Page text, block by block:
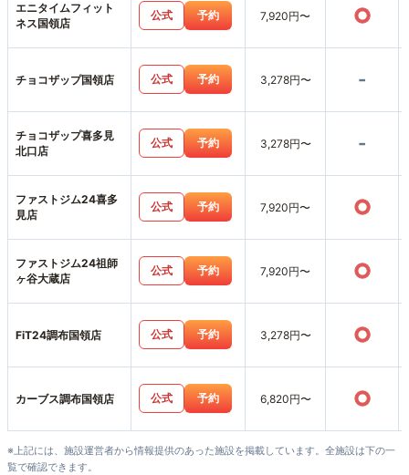
エニタイムフィット
ネス国領店
公式 予約 7,920円〜 ○
チョコザップ国領店 公式 予約 3,278円〜 -
チョコザップ喜多見
北口店
公式 予約 3,278円〜 -
ファストジム24喜多
見店
公式 予約 7,920円〜 ○
ファストジム24祖師
ヶ谷大蔵店
公式 予約 7,920円〜 ○
FiT24調布国領店 公式 予約 3,278円〜 ○
カーブス調布国領店 公式 予約 6,820円〜 ○
※上記には、施設運営者から情報提供のあった施設を掲載しています。全施設は下の一
覧で確認できます。